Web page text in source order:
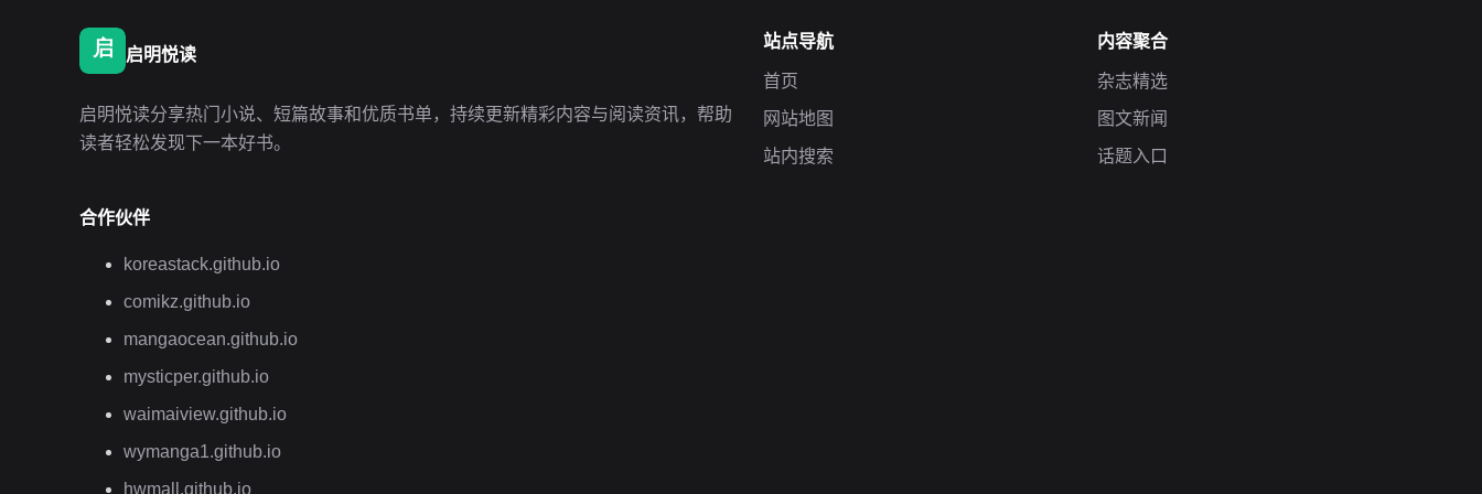
启明悦读
启明悦读分享热门小说、短篇故事和优质书单，持续更新精彩内容与阅读资讯，帮助
读者轻松发现下一本好书。
站点导航
首页
网站地图
站内搜索
内容聚合
杂志精选
图文新闻
话题入口
合作伙伴
koreastack.github.io
comikz.github.io
mangaocean.github.io
mysticper.github.io
waimaiview.github.io
wymanga1.github.io
hwmall.github.io